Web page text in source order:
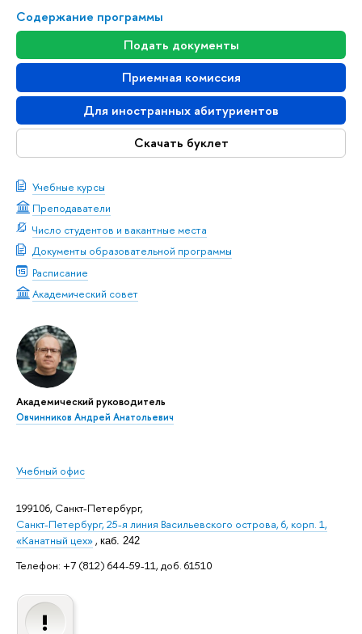
Содержание программы
Подать документы
Приемная комиссия
Для иностранных абитуриентов
Скачать буклет
Учебные курсы
Преподаватели
Число студентов и вакантные места
Документы образовательной программы
Расписание
Академический совет
Академический руководитель
Овчинников Андрей Анатольевич
Учебный офис
199106, Санкт-Петербург,
Санкт-Петербург, 25-я линия Васильевского острова, 6, корп. 1,
«Канатный цех», каб. 242
Телефон: +7 (812) 644-59-11, доб. 61510